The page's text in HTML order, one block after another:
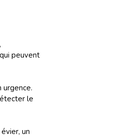
peuvent
urgence.
le
un